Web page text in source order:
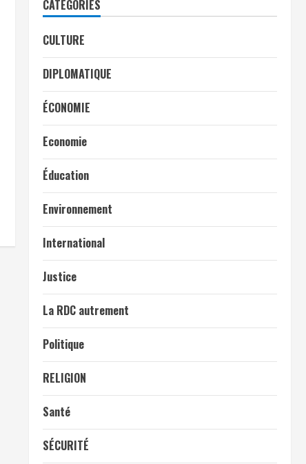
CATEGORIES
CULTURE
DIPLOMATIQUE
ÉCONOMIE
Economie
Éducation
Environnement
International
Justice
La RDC autrement
Politique
RELIGION
Santé
SÉCURITÉ